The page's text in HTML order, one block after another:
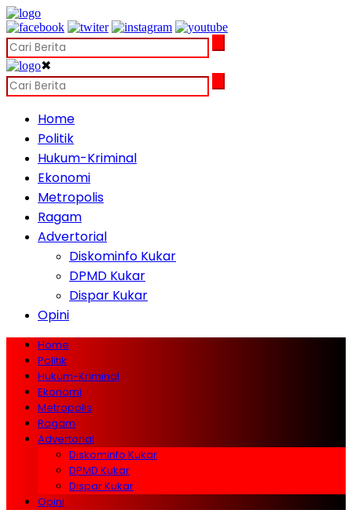
✖
Home
Politik
Hukum-Kriminal
Ekonomi
Metropolis
Ragam
Advertorial
Diskominfo Kukar
DPMD Kukar
Dispar Kukar
Opini
Home
Politik
Hukum-Kriminal
Ekonomi
Metropolis
Ragam
Advertorial
Diskominfo Kukar
DPMD Kukar
Dispar Kukar
Opini